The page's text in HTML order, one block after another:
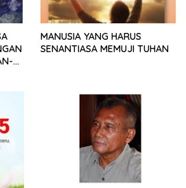
MANUSIA YANG HARUS
SENANTIASA MEMUJI TUHAN